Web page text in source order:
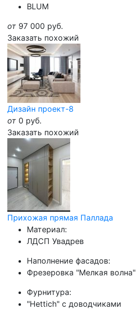
BLUM
от 97 000 руб.
Заказать похожий
Дизайн проект-8
от 0 руб.
Заказать похожий
Прихожая прямая Паллада
Материал:
ЛДСП Увадрев
Наполнение фасадов:
Фрезеровка "Мелкая волна"
Фурнитура:
"Hettich" с доводчиками